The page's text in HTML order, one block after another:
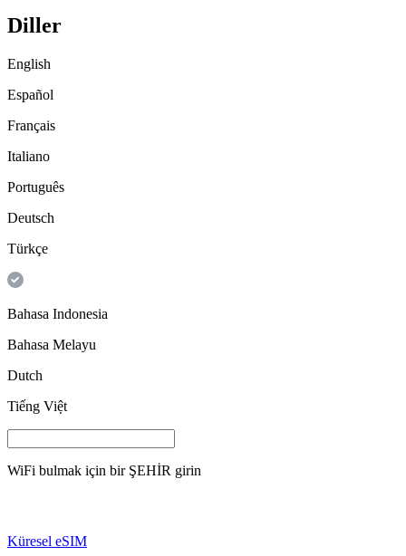
Diller
English
Español
Français
Italiano
Português
Deutsch
Türkçe
Bahasa Indonesia
Bahasa Melayu
Dutch
Tiếng Việt
WiFi bulmak için bir ŞEHİR girin
Küresel eSIM